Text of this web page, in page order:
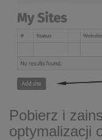
Pobierz i
optymalizacji